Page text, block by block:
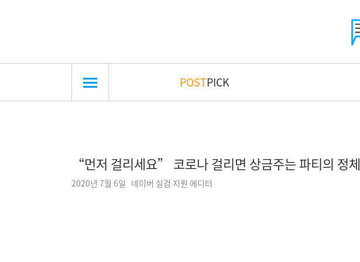
POSTPICK
“먼저 걸리세요” 코로나 걸리면 상금주는 파티의 정체
2020년 7월 6일 네이버 실검 지원 에디터